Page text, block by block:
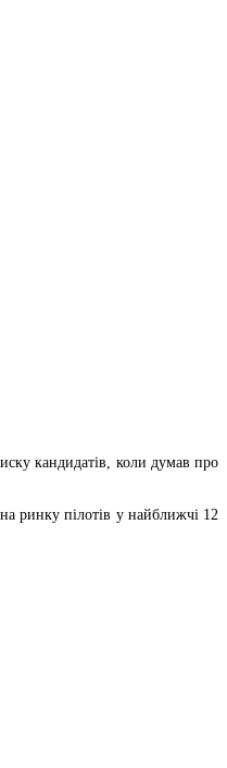
кандидатів, коли думав про
ринку пілотів у найближчі 12